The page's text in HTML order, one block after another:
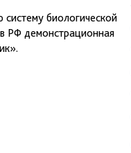
биологической
РФ демонстрационная